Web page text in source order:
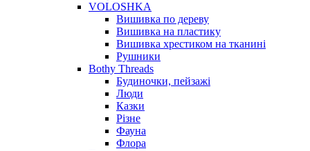
VOLOSHKA
Вишивка по дереву
Вишивка на пластику
Вишивка хрестиком на тканині
Рушники
Bothy Threads
Будиночки, пейзажі
Люди
Казки
Різне
Фауна
Флора